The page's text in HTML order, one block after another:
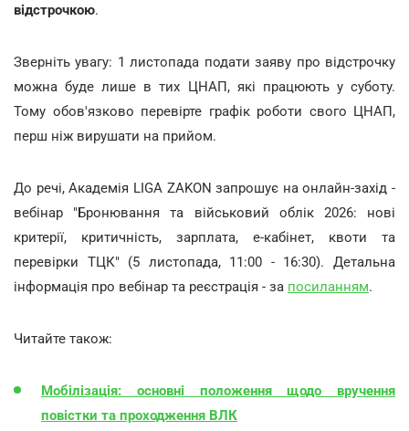
відстрочкою.
Зверніть увагу: 1 листопада подати заяву про відстрочку
можна буде лише в тих ЦНАП, які працюють у суботу.
Тому обов'язково перевірте графік роботи свого ЦНАП,
перш ніж вирушати на прийом.
До речі, Академія LIGA ZAKON запрошує на онлайн-захід -
вебінар "Бронювання та військовий облік 2026: нові
критерії, критичність, зарплата, е-кабінет, квоти та
перевірки ТЦК" (5 листопада, 11:00 - 16:30). Детальна
інформація про вебінар та реєстрація - за посиланням.
Читайте також:
Мобілізація: основні положення щодо вручення
повістки та проходження ВЛК